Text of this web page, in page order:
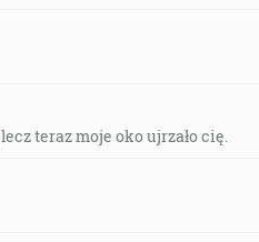
teraz moje oko ujrzało cię.